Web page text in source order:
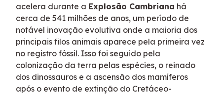
acelera durante a Explosão Cambriana há
cerca de 541 milhões de anos, um período de
notável inovação evolutiva onde a maioria dos
principais filos animais aparece pela primeira vez
no registro fóssil. Isso foi seguido pela
colonização da terra pelas espécies, o reinado
dos dinossauros e a ascensão dos mamíferos
após o evento de extinção do Cretáceo-